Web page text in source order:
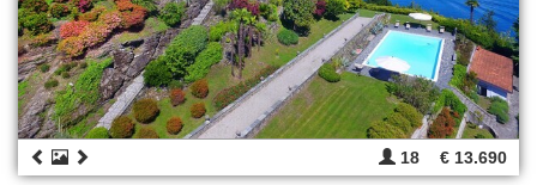
18 € 13.690